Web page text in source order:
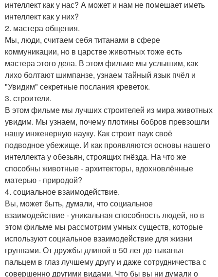
интеллект как у нас? А может и нам не помешает иметь
интеллект как у них?
2. мастера общения.
Мы, люди, считаем себя титанами в сфере
коммуникации, но в царстве животных тоже есть
мастера этого дела. В этом фильме мы услышим, как
лихо болтают шимпанзе, узнаем тайный язык пчёл и
"Увидим" секретные послания креветок.
3. строители.
В этом фильме мы лучших строителей из мира животных
увидим. Мы узнаем, почему плотины бобров превзошли
нашу инженерную науку. Как строит паук своё
подводное убежище. И как проявляются основы нашего
интеллекта у обезьян, строящих гнёзда. На что же
способны животные - архитекторы, вдохновлённые
матерью - природой?
4. социальное взаимодействие.
Вы, может быть, думали, что социальное
взаимодействие - уникальная способность людей, но в
этом фильме мы рассмотрим умных существ, которые
используют социальное взаимодействие для жизни
группами. От дружбы длиной в 50 лет до тыканья
пальцем в глаз лучшему другу и даже сотрудничества с
совершенно другими видами. Что бы вы ни думали о